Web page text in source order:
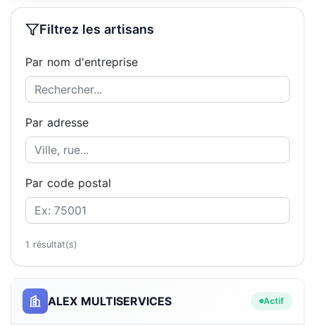
ALEX MULTISERVICES Actif
Filtrez les artisans
Par nom d'entreprise
Par adresse
Par code postal
1 résultat(s)